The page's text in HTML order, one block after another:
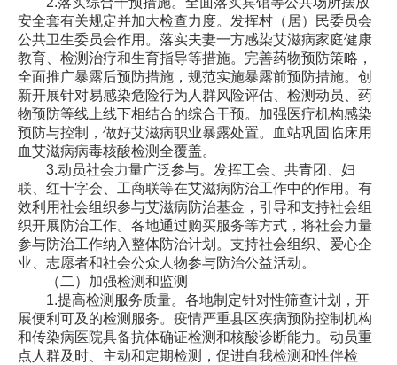
安全套有关规定并加大检查力度。发挥村（居）民委员会
公共卫生委员会作用。落实夫妻一方感染艾滋病家庭健康
教育、检测治疗和生育指导等措施。完善药物预防策略，
全面推广暴露后预防措施，规范实施暴露前预防措施。创
新开展针对易感染危险行为人群风险评估、检测动员、药
物预防等线上线下相结合的综合干预。加强医疗机构感染
预防与控制，做好艾滋病职业暴露处置。血站巩固临床用
血艾滋病病毒核酸检测全覆盖。
3.动员社会力量广泛参与。发挥工会、共青团、妇
联、红十字会、工商联等在艾滋病防治工作中的作用。有
效利用社会组织参与艾滋病防治基金，引导和支持社会组
织开展防治工作。各地通过购买服务等方式，将社会力量
参与防治工作纳入整体防治计划。支持社会组织、爱心企
业、志愿者和社会公众人物参与防治公益活动。
（二）加强检测和监测
1.提高检测服务质量。各地制定针对性筛查计划，开
展便利可及的检测服务。疫情严重县区疾病预防控制机构
和传染病医院具备抗体确证检测和核酸诊断能力。动员重
点人群及时、主动和定期检测，促进自我检测和性伴检